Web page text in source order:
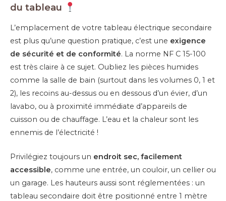
du tableau
L’emplacement de votre tableau électrique secondaire
est plus qu’une question pratique, c’est une exigence
de sécurité et de conformité. La norme NF C 15-100
est très claire à ce sujet. Oubliez les pièces humides
comme la salle de bain (surtout dans les volumes 0, 1 et
2), les recoins au-dessus ou en dessous d’un évier, d’un
lavabo, ou à proximité immédiate d’appareils de
cuisson ou de chauffage. L’eau et la chaleur sont les
ennemis de l’électricité !
Privilégiez toujours un endroit sec, facilement
accessible, comme une entrée, un couloir, un cellier ou
un garage. Les hauteurs aussi sont réglementées : un
tableau secondaire doit être positionné entre 1 mètre